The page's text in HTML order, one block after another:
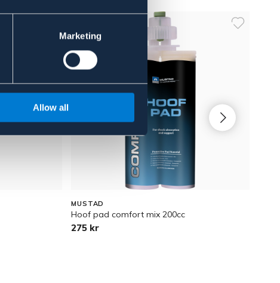
Marketing
Allow all
MUSTAD
Hoof pad comfort mix 200cc
275 kr